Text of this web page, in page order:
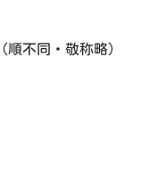
（順不同・敬称略）